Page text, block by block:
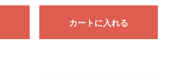
カートに入れる